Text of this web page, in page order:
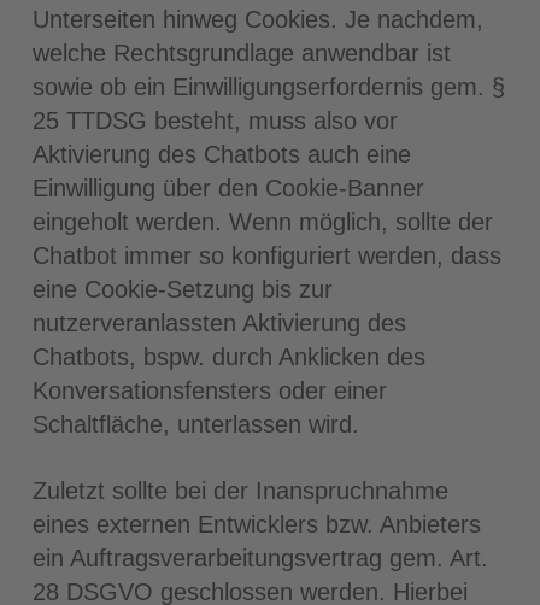
Unterseiten hinweg Cookies. Je nachdem,
welche Rechtsgrundlage anwendbar ist
sowie ob ein Einwilligungserfordernis gem. §
25 TTDSG besteht, muss also vor
Aktivierung des Chatbots auch eine
Einwilligung über den Cookie-Banner
eingeholt werden. Wenn möglich, sollte der
Chatbot immer so konfiguriert werden, dass
eine Cookie-Setzung bis zur
nutzerveranlassten Aktivierung des
Chatbots, bspw. durch Anklicken des
Konversationsfensters oder einer
Schaltfläche, unterlassen wird.
Zuletzt sollte bei der Inanspruchnahme
eines externen Entwicklers bzw. Anbieters
ein Auftragsverarbeitungsvertrag gem. Art.
28 DSGVO geschlossen werden. Hierbei